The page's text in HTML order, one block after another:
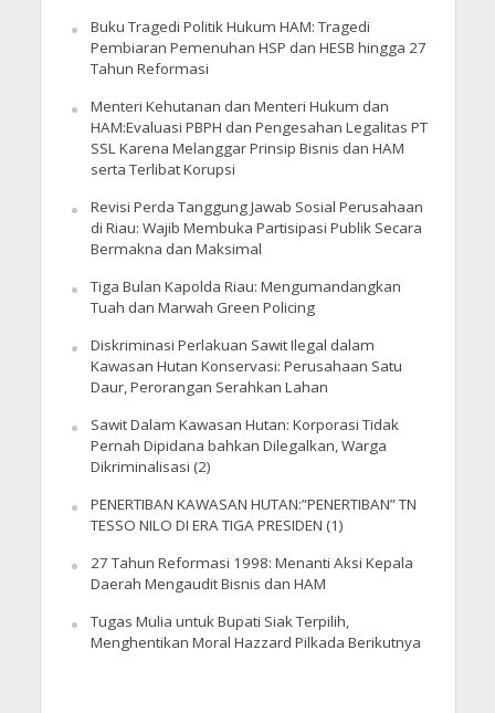
Buku Tragedi Politik Hukum HAM: Tragedi
Pembiaran Pemenuhan HSP dan HESB hingga 27
Tahun Reformasi
Menteri Kehutanan dan Menteri Hukum dan
HAM:Evaluasi PBPH dan Pengesahan Legalitas PT
SSL Karena Melanggar Prinsip Bisnis dan HAM
serta Terlibat Korupsi
Revisi Perda Tanggung Jawab Sosial Perusahaan
di Riau: Wajib Membuka Partisipasi Publik Secara
Bermakna dan Maksimal
Tiga Bulan Kapolda Riau: Mengumandangkan
Tuah dan Marwah Green Policing
Diskriminasi Perlakuan Sawit Ilegal dalam
Kawasan Hutan Konservasi: Perusahaan Satu
Daur, Perorangan Serahkan Lahan
Sawit Dalam Kawasan Hutan: Korporasi Tidak
Pernah Dipidana bahkan Dilegalkan, Warga
Dikriminalisasi (2)
PENERTIBAN KAWASAN HUTAN:”PENERTIBAN” TN
TESSO NILO DI ERA TIGA PRESIDEN (1)
27 Tahun Reformasi 1998: Menanti Aksi Kepala
Daerah Mengaudit Bisnis dan HAM
Tugas Mulia untuk Bupati Siak Terpilih,
Menghentikan Moral Hazzard Pilkada Berikutnya